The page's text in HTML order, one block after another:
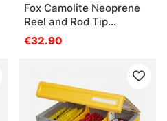
Fox Camolite Neoprene
Reel and Rod Tip
protector
€32.90